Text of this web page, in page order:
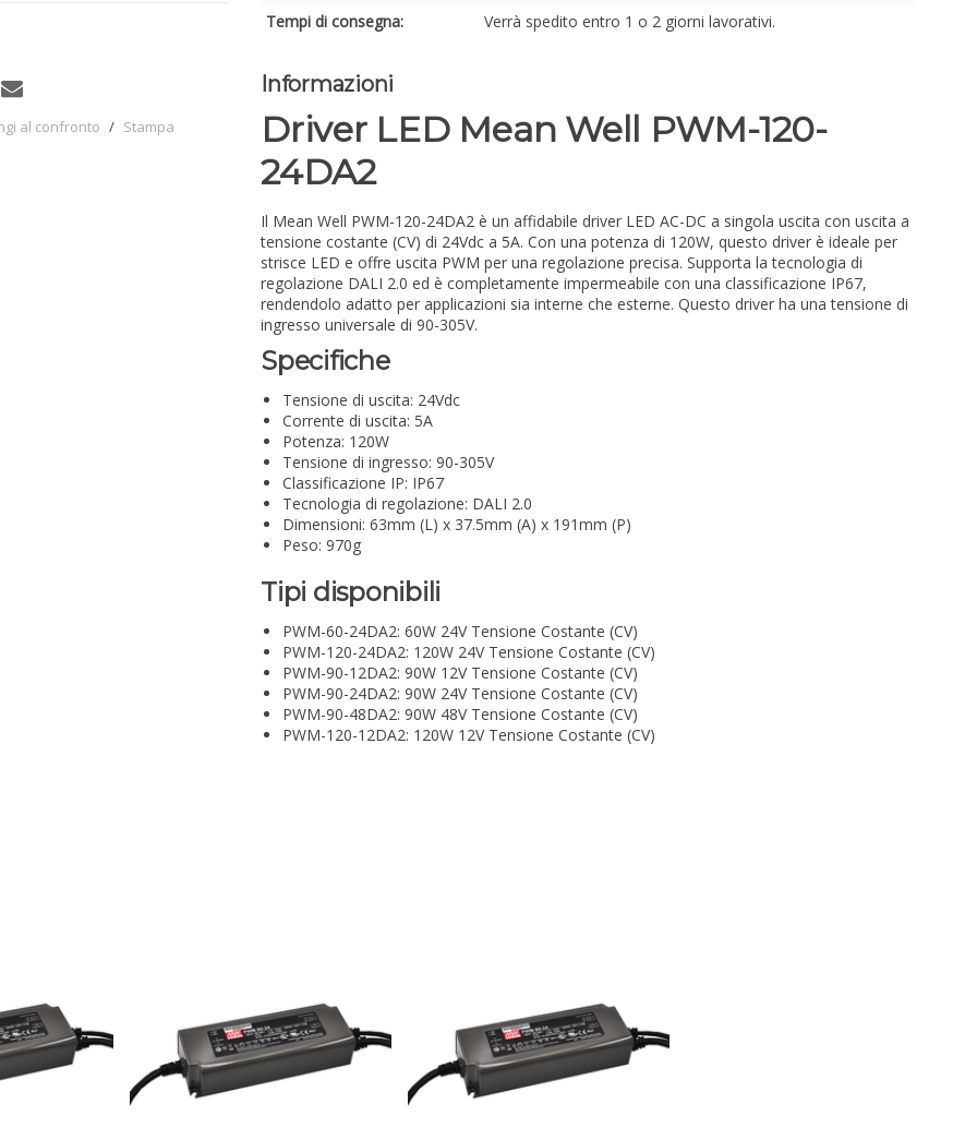
al confronto / Stampa
Tempi di consegna:
Verrà spedito entro 1 o 2 giorni lavorativi.
Informazioni
Driver LED Mean Well PWM-120-
24DA2
Il Mean Well PWM-120-24DA2 è un affidabile driver LED AC-DC a singola uscita con uscita a
tensione costante (CV) di 24Vdc a 5A. Con una potenza di 120W, questo driver è ideale per
strisce LED e offre uscita PWM per una regolazione precisa. Supporta la tecnologia di
regolazione DALI 2.0 ed è completamente impermeabile con una classificazione IP67,
rendendolo adatto per applicazioni sia interne che esterne. Questo driver ha una tensione di
ingresso universale di 90-305V.
Specifiche
Tensione di uscita: 24Vdc
Corrente di uscita: 5A
Potenza: 120W
Tensione di ingresso: 90-305V
Classificazione IP: IP67
Tecnologia di regolazione: DALI 2.0
Dimensioni: 63mm (L) x 37.5mm (A) x 191mm (P)
Peso: 970g
Tipi disponibili
PWM-60-24DA2: 60W 24V Tensione Costante (CV)
PWM-120-24DA2: 120W 24V Tensione Costante (CV)
PWM-90-12DA2: 90W 12V Tensione Costante (CV)
PWM-90-24DA2: 90W 24V Tensione Costante (CV)
PWM-90-48DA2: 90W 48V Tensione Costante (CV)
PWM-120-12DA2: 120W 12V Tensione Costante (CV)